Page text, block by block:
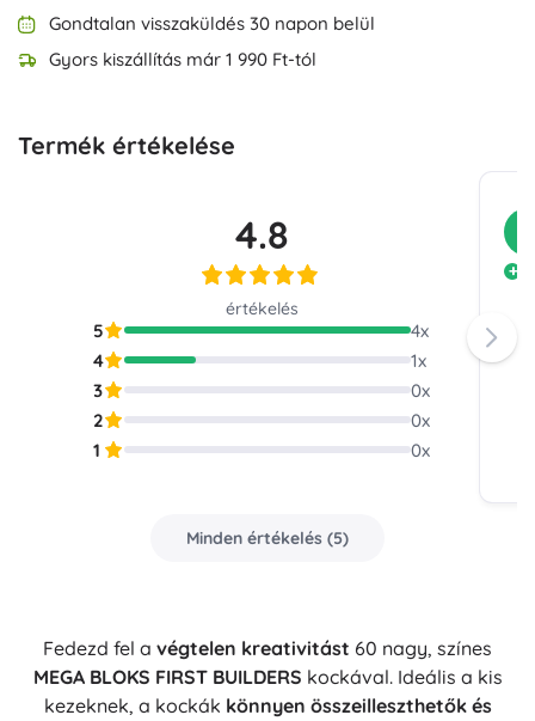
Gondtalan visszaküldés 30 napon belül
Gyors kiszállítás már 1 990 Ft-tól
Termék értékelése
4.8
értékelés
5 4x
4
1x
3
0x
2
0x
1
0x
Minden értékelés (5)
Fedezd fel a végtelen kreativitást 60 nagy, színes
MEGA BLOKS FIRST BUILDERS kockával. Ideális a kis
kezeknek, a kockák könnyen összeilleszthetők és